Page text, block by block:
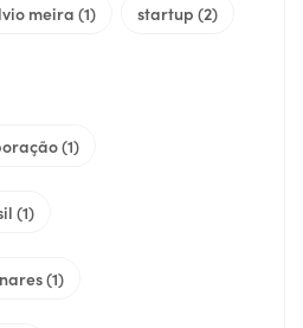
meira (1) startup (2)
(1)
(1)
(1)